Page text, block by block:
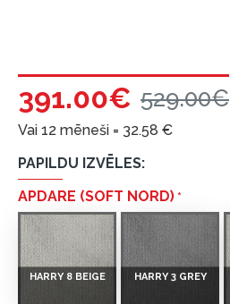
391.00€ 529.00€
Vai 12 mēneši = 32.58 €
PAPILDU IZVĒLES:
APDARE (SOFT NORD)
HARRY 8 BEIGE HARRY 3 GREY